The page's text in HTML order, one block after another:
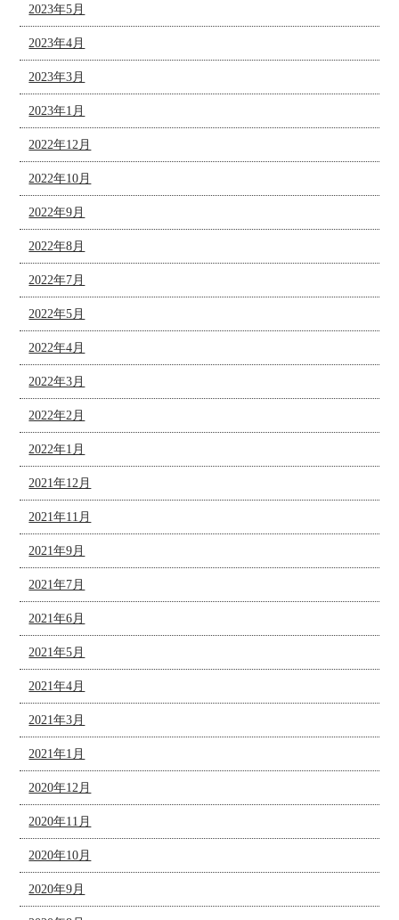
2023年5月
2023年4月
2023年3月
2023年1月
2022年12月
2022年10月
2022年9月
2022年8月
2022年7月
2022年5月
2022年4月
2022年3月
2022年2月
2022年1月
2021年12月
2021年11月
2021年9月
2021年7月
2021年6月
2021年5月
2021年4月
2021年3月
2021年1月
2020年12月
2020年11月
2020年10月
2020年9月